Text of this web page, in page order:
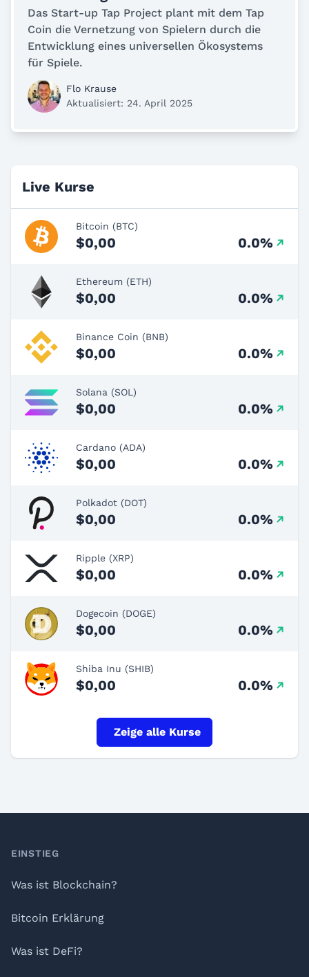
Das Start-up Tap Project plant mit dem Tap
Coin die Vernetzung von Spielern durch die
Entwicklung eines universellen Ökosystems
für Spiele.
Flo Krause
Aktualisiert: 24. April 2025
Live Kurse
Bitcoin (BTC)
$0,00 0.0%
Ethereum (ETH)
$0,00 0.0%
Binance Coin (BNB)
$0,00 0.0%
Solana (SOL)
$0,00 0.0%
Cardano (ADA)
$0,00 0.0%
Polkadot (DOT)
$0,00 0.0%
Ripple (XRP)
$0,00 0.0%
Dogecoin (DOGE)
$0,00 0.0%
Shiba Inu (SHIB)
$0,00 0.0%
Zeige alle Kurse
Footer
EINSTIEG
Was ist Blockchain?
Bitcoin Erklärung
Was ist DeFi?